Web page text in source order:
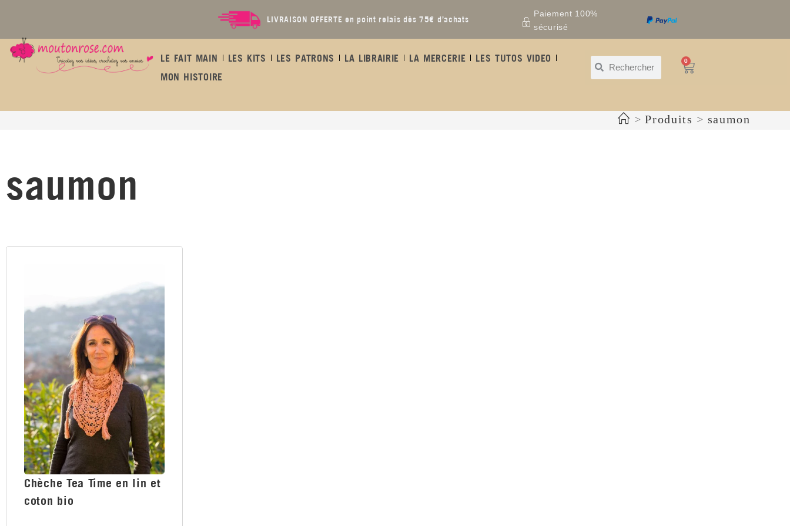
LIVRAISON OFFERTE en point relais dès 75€ d’achats
Paiement 100%
sécurisé
LE FAIT MAIN LES KITS LES PATRONS LA LIBRAIRIE LA MERCERIE
LES TUTOS VIDEO
MON HISTOIRE
0
> Produits > saumon
saumon
Chèche Tea Time en lin et
coton bio